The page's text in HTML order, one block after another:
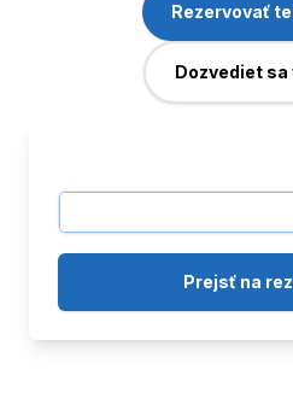
Prejsť na
Rezervovať
Dozvediet sa